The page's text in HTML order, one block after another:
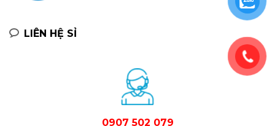
LIÊN HỆ SỈ
0907 502 079